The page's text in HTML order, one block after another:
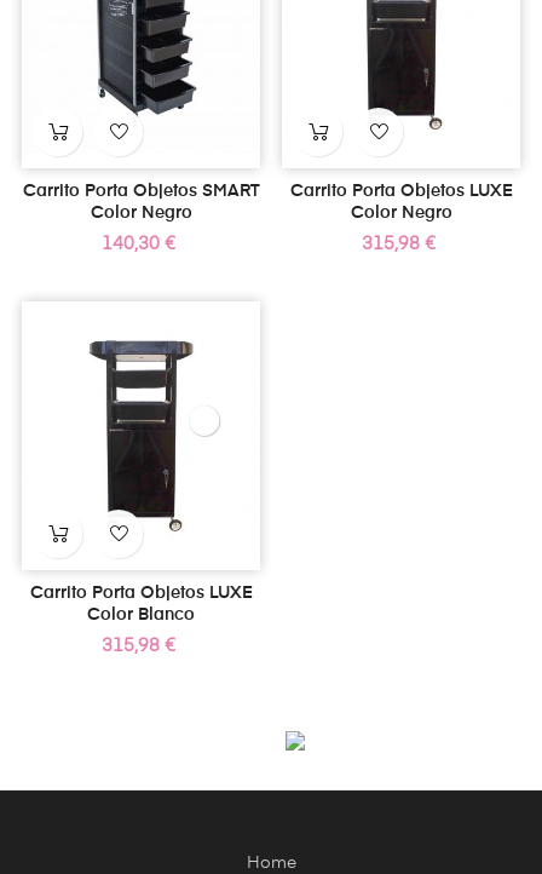
Carrito Porta Objetos SMART
Color Negro
Precio
140,30 €
Carrito Porta Objetos LUXE
Color Negro
Precio
315,98 €
Carrito Porta Objetos LUXE
Color Blanco
Precio
315,98 €
Home